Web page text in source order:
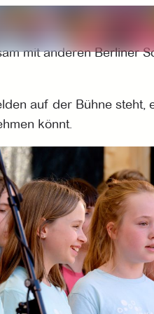
mit anderen Berliner
auf der Bühne
könnt.